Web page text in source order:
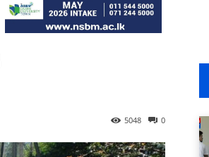
0
5048